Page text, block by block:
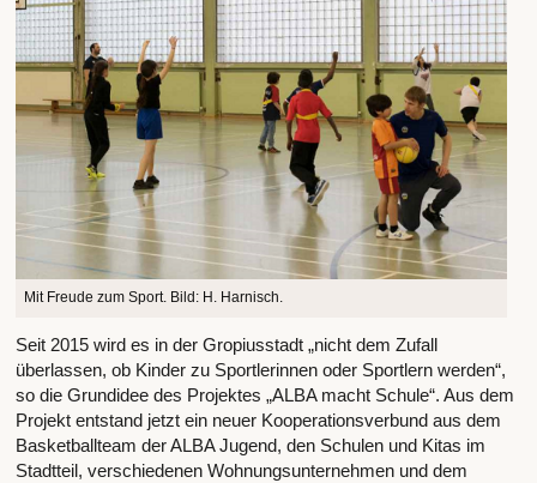
Mit Freude zum Sport. Bild: H. Harnisch.
Seit 2015 wird es in der Gropiusstadt „nicht dem Zufall
überlassen, ob Kinder zu Sportlerinnen oder Sportlern werden“,
so die Grundidee des Projektes „ALBA macht Schule“. Aus dem
Projekt entstand jetzt ein neuer Kooperationsverbund aus dem
Basketballteam der ALBA Jugend, den Schulen und Kitas im
Stadtteil, verschiedenen Wohnungsunternehmen und dem